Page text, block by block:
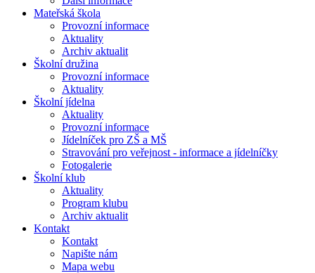
Mateřská škola
Provozní informace
Aktuality
Archiv aktualit
Školní družina
Provozní informace
Aktuality
Školní jídelna
Aktuality
Provozní informace
Jídelníček pro ZŠ a MŠ
Stravování pro veřejnost - informace a jídelníčky
Fotogalerie
Školní klub
Aktuality
Program klubu
Archiv aktualit
Kontakt
Kontakt
Napište nám
Mapa webu